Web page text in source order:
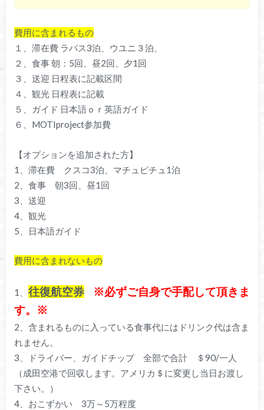
費用に含まれるもの
１、滞在費 ラパス3泊、ウユニ３泊、
２、食事 朝：5回、昼2回、夕1回
３、送迎 日程表に記載区間
４、観光 日程表に記載
５、ガイド 日本語ｏｒ英語ガイド
６、MOTIproject参加費
【オプションを追加された方】
1、滞在費 クスコ3泊、マチュピチュ1泊
2、食事 朝3回、昼1回
3、送迎
4、観光
5、日本語ガイド
費用に含まれないもの
1、 往復航空券 ※必ずご自身で手配して頂きま
す。※
2、含まれるものに入っている食事代にはドリンク代は含ま
れません。
3、ドライバー、ガイドチップ 全部で合計 ＄90/一人
（成田空港で回収します。アメリカ＄に変更し当日お渡し
下さい。）
4、おこずかい 3万～5万程度